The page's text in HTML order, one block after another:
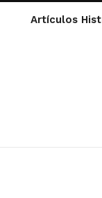
Artículos